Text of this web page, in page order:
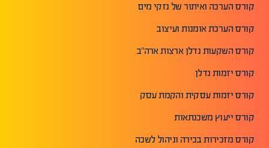
קורס הערכה ואיתור של נזקי מים
קורס הערכת אומנות ועיצוב
קורס השקעות נדלן ארצות ארה"ב
קורס יזמות נדלן
קורס יזמות עסקית והקמת עסק
קורס ייעוץ משכנתאות
קורס מזכירות בכירה וניהול לשכה